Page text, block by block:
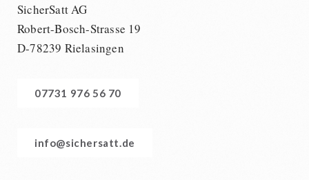
SicherSatt AG
Robert-Bosch-Strasse 19
D-78239 Rielasingen
07731 976 56 70
info@sichersatt.de